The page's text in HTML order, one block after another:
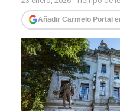
Añadir Carmelo Portal